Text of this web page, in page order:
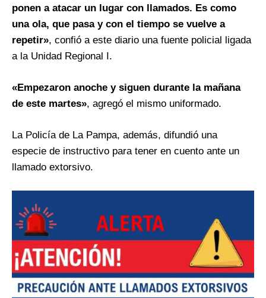
ponen a atacar un lugar con llamados. Es como
una ola, que pasa y con el tiempo se vuelve a
repetir», confió a este diario una fuente policial ligada
a la Unidad Regional I.
«Empezaron anoche y siguen durante la mañana
de este martes», agregó el mismo uniformado.
La Policía de La Pampa, además, difundió una
especie de instructivo para tener en cuento ante un
llamado extorsivo.